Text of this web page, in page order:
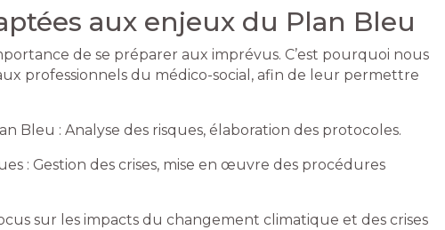
aux enjeux du Plan Bleu
de se préparer aux imprévus. C’est pourquoi nous
professionnels du médico-social, afin de leur permettre
Bleu : Analyse des risques, élaboration des protocoles.
: Gestion des crises, mise en œuvre des procédures
sur les impacts du changement climatique et des crises